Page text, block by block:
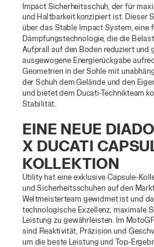
Impact Sicherheitsschuh, der für
und Haltbarkeit konzipiert ist. Dieser
über das Stable Impact System, eine
Dämpfungstechnologie, die die
Aufprall auf den Boden reduziert und
ausgewogene Energierückgabe
Geometrien in der Sohle mit
der Schuh dem Gelände und den
und bietet dem Ducati-Technikteam
Stabilität.
EINE NEUE
X DUCATI
KOLLEKTION
Utility hat eine exklusive Capsule-
und Sicherheitsschuhen auf den
Weltmeisterteam gewidmet ist und
technologische Exzellenz, maximale
Leistung zu gewährleisten. Im
sind Reaktivität, Präzision und
um die beste Leistung und Top-